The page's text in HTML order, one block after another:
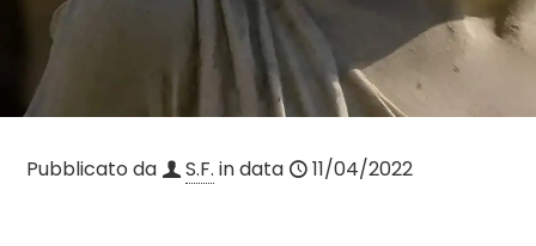
Pubblicato da S.F. in data 11/04/2022